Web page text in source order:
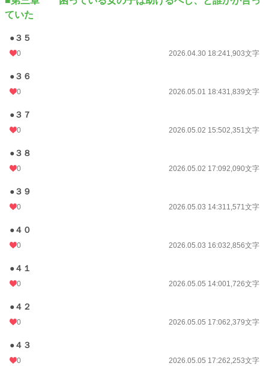
ていた
●３５
0 2026.04.30 18:241,903文字
●３６
0 2026.05.01 18:431,839文字
●３７
0 2026.05.02 15:502,351文字
●３８
0 2026.05.02 17:092,090文字
●３９
0 2026.05.03 14:311,571文字
●４０
0 2026.05.03 16:032,856文字
●４１
0 2026.05.05 14:001,726文字
●４２
0 2026.05.05 17:062,379文字
●４３
0 2026.05.05 17:262,253文字